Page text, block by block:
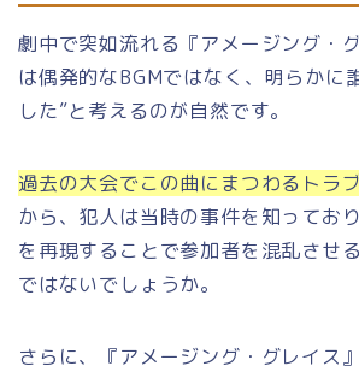
劇中で突如流れる『アメージング・
は偶発的なBGMではなく、明らかに
した”と考えるのが自然です。
過去の大会でこの曲にまつわるトラ
から、犯人は当時の事件を知ってお
を再現することで参加者を混乱させ
ではないでしょうか。
さらに、『アメージング・グレイス